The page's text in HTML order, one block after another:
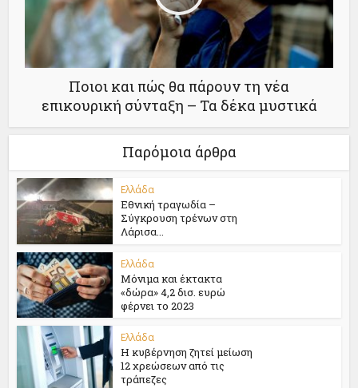
Ποιοι και πώς θα πάρουν τη νέα
επικουρική σύνταξη – Τα δέκα μυστικά
Παρόμοια άρθρα
Ελλάδα
Εθνική τραγωδία –
Σύγκρουση τρένων στη
Λάρισα...
Ελλάδα
Μόνιμα και έκτακτα
«δώρα» 4,2 δισ. ευρώ
φέρνει το 2023
Ελλάδα
Η κυβέρνηση ζητεί μείωση
12 χρεώσεων από τις
τράπεζες